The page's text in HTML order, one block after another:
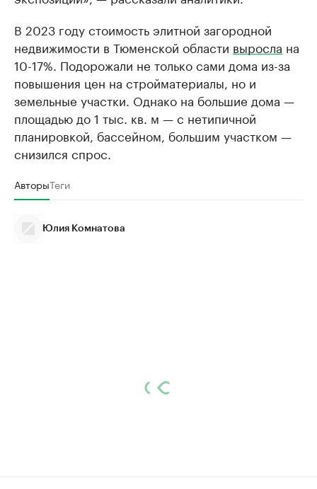
В 2023 году стоимость элитной загородной
недвижимости в Тюменской области выросла на
10-17%. Подорожали не только сами дома из-за
повышения цен на стройматериалы, но и
земельные участки. Однако на большие дома —
площадью до 1 тыс. кв. м — с нетипичной
планировкой, бассейном, большим участком —
снизился спрос.
АвторыТеги
Юлия Комнатова